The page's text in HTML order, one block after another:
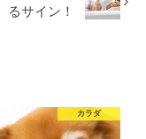
るサイン！
カラダ